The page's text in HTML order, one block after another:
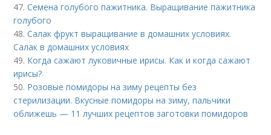
47.Семена голубого пажитника. Выращивание пажитника
голубого
48.Салак фрукт выращивание в домашних условиях.
Салак в домашних условиях
49. Когда сажают луковичные ирисы. Как и когда сажают
ирисы?
50. Розовые помидоры на зиму рецепты без
стерилизации. Вкусные помидоры на зиму, пальчики
оближешь — 11 лучших рецептов заготовки помидоров